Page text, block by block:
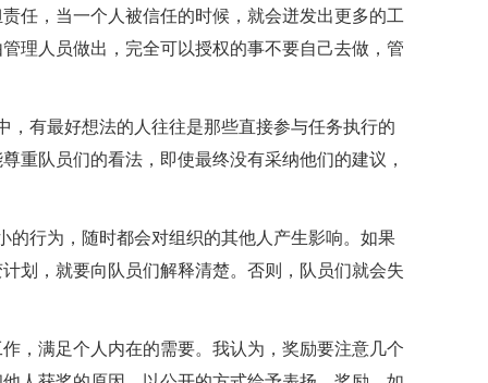
任，当一个人被信任的时候，就会迸发出更多的工
理人员做出，完全可以授权的事不要自己去做，管
，有最好想法的人往往是那些直接参与任务执行的
重队员们的看法，即使最终没有采纳他们的建议，
的行为，随时都会对组织的其他人产生影响。如果
划，就要向队员们解释清楚。否则，队员们就会失
，满足个人内在的需要。我认为，奖励要注意几个